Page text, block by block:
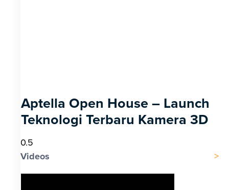
Aptella Open House – Launch
Teknologi Terbaru Kamera 3D
Videos